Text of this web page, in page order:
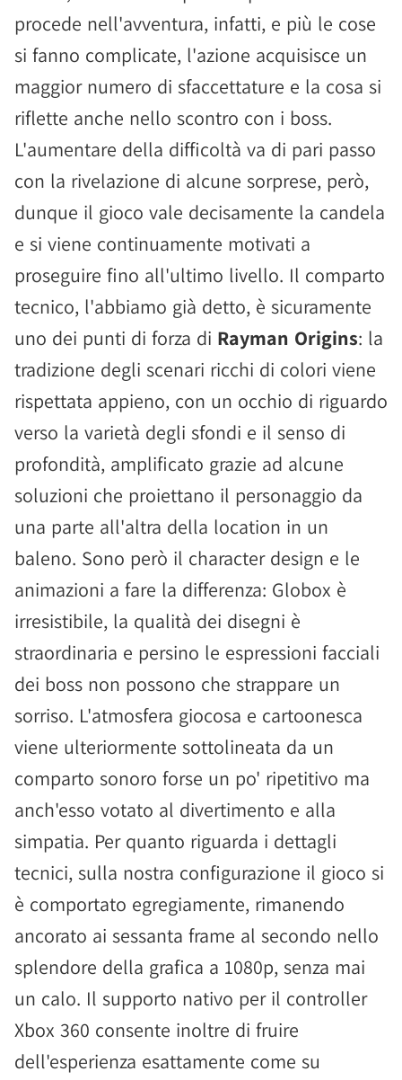
procede nell'avventura, infatti, e più le cose
si fanno complicate, l'azione acquisisce un
maggior numero di sfaccettature e la cosa si
riflette anche nello scontro con i boss.
L'aumentare della difficoltà va di pari passo
con la rivelazione di alcune sorprese, però,
dunque il gioco vale decisamente la candela
e si viene continuamente motivati a
proseguire fino all'ultimo livello. Il comparto
tecnico, l'abbiamo già detto, è sicuramente
uno dei punti di forza di Rayman Origins: la
tradizione degli scenari ricchi di colori viene
rispettata appieno, con un occhio di riguardo
verso la varietà degli sfondi e il senso di
profondità, amplificato grazie ad alcune
soluzioni che proiettano il personaggio da
una parte all'altra della location in un
baleno. Sono però il character design e le
animazioni a fare la differenza: Globox è
irresistibile, la qualità dei disegni è
straordinaria e persino le espressioni facciali
dei boss non possono che strappare un
sorriso. L'atmosfera giocosa e cartoonesca
viene ulteriormente sottolineata da un
comparto sonoro forse un po' ripetitivo ma
anch'esso votato al divertimento e alla
simpatia. Per quanto riguarda i dettagli
tecnici, sulla nostra configurazione il gioco si
è comportato egregiamente, rimanendo
ancorato ai sessanta frame al secondo nello
splendore della grafica a 1080p, senza mai
un calo. Il supporto nativo per il controller
Xbox 360 consente inoltre di fruire
dell'esperienza esattamente come su